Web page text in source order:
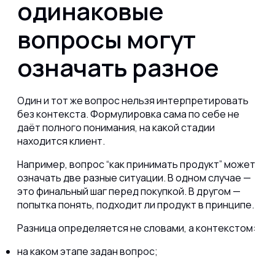
одинаковые
вопросы могут
означать разное
Один и тот же вопрос нельзя интерпретировать
без контекста. Формулировка сама по себе не
даёт полного понимания, на какой стадии
находится клиент.
Например, вопрос “как принимать продукт” может
означать две разные ситуации. В одном случае —
это финальный шаг перед покупкой. В другом —
попытка понять, подходит ли продукт в принципе.
Разница определяется не словами, а контекстом:
на каком этапе задан вопрос;